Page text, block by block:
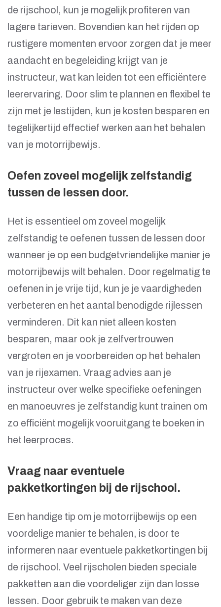
de rijschool, kun je mogelijk profiteren van
lagere tarieven. Bovendien kan het rijden op
rustigere momenten ervoor zorgen dat je meer
aandacht en begeleiding krijgt van je
instructeur, wat kan leiden tot een efficiëntere
leerervaring. Door slim te plannen en flexibel te
zijn met je lestijden, kun je kosten besparen en
tegelijkertijd effectief werken aan het behalen
van je motorrijbewijs.
Oefen zoveel mogelijk zelfstandig
tussen de lessen door.
Het is essentieel om zoveel mogelijk
zelfstandig te oefenen tussen de lessen door
wanneer je op een budgetvriendelijke manier je
motorrijbewijs wilt behalen. Door regelmatig te
oefenen in je vrije tijd, kun je je vaardigheden
verbeteren en het aantal benodigde rijlessen
verminderen. Dit kan niet alleen kosten
besparen, maar ook je zelfvertrouwen
vergroten en je voorbereiden op het behalen
van je rijexamen. Vraag advies aan je
instructeur over welke specifieke oefeningen
en manoeuvres je zelfstandig kunt trainen om
zo efficiënt mogelijk vooruitgang te boeken in
het leerproces.
Vraag naar eventuele
pakketkortingen bij de rijschool.
Een handige tip om je motorrijbewijs op een
voordelige manier te behalen, is door te
informeren naar eventuele pakketkortingen bij
de rijschool. Veel rijscholen bieden speciale
pakketten aan die voordeliger zijn dan losse
lessen. Door gebruik te maken van deze